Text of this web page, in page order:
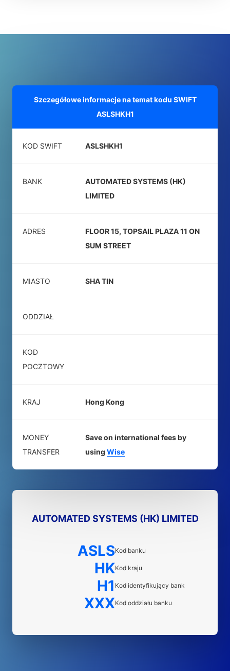
Szczegółowe informacje na temat kodu SWIFT
ASLSHKH1
KOD SWIFT ASLSHKH1
BANK
AUTOMATED SYSTEMS (HK)
LIMITED
ADRES
FLOOR 15, TOPSAIL PLAZA 11 ON
SUM STREET
MIASTO SHA TIN
ODDZIAŁ
KOD
POCZTOWY
KRAJ Hong Kong
MONEY
TRANSFER
Save on international fees by
using Wise
AUTOMATED SYSTEMS (HK) LIMITED
ASLSKod banku
HKKod kraju
H1 Kod identyfikujący bank
XXXKod oddziału banku